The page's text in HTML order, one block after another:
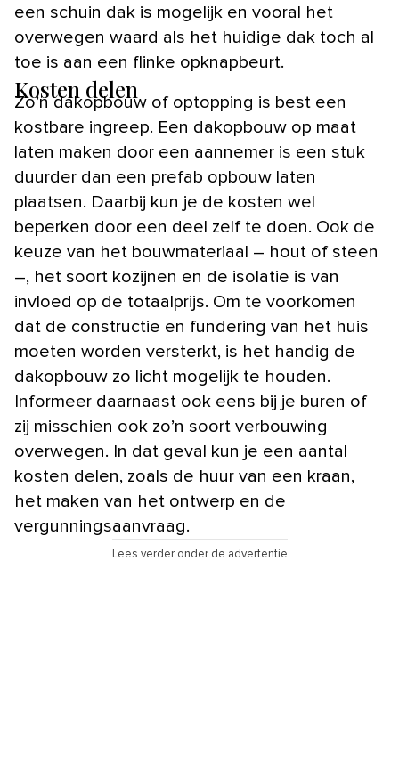
een schuin dak is mogelijk en vooral het
overwegen waard als het huidige dak toch al
toe is aan een flinke opknapbeurt.
Kosten delen
Zo’n dakopbouw of optopping is best een
kostbare ingreep. Een dakopbouw op maat
laten maken door een aannemer is een stuk
duurder dan een prefab opbouw laten
plaatsen. Daarbij kun je de kosten wel
beperken door een deel zelf te doen. Ook de
keuze van het bouwmateriaal – hout of steen
–, het soort kozijnen en de isolatie is van
invloed op de totaalprijs. Om te voorkomen
dat de constructie en fundering van het huis
moeten worden versterkt, is het handig de
dakopbouw zo licht mogelijk te houden.
Informeer daarnaast ook eens bij je buren of
zij misschien ook zo’n soort verbouwing
overwegen. In dat geval kun je een aantal
kosten delen, zoals de huur van een kraan,
het maken van het ontwerp en de
vergunningsaanvraag.
Lees verder onder de advertentie